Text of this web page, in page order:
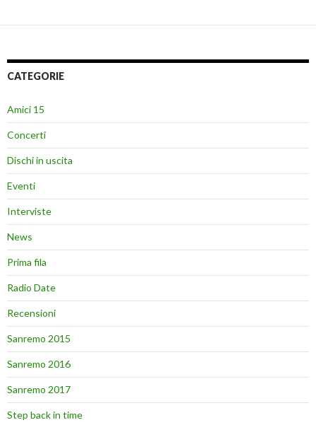
CATEGORIE
Amici 15
Concerti
Dischi in uscita
Eventi
Interviste
News
Prima fila
Radio Date
Recensioni
Sanremo 2015
Sanremo 2016
Sanremo 2017
Step back in time